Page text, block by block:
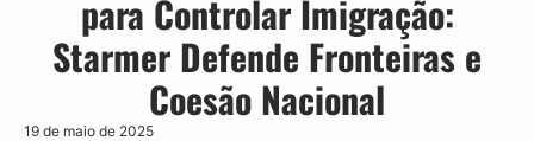
para Controlar Imigração:
Starmer Defende Fronteiras e
Coesão Nacional
19 de maio de 2025